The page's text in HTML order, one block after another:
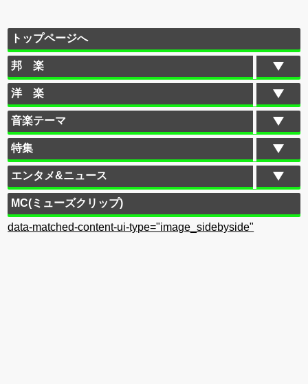
トップページへ
邦 楽
洋 楽
音楽テーマ
特集
エンタメ&ニュース
MC(ミューズクリップ)
data-matched-content-ui-type="image_sidebyside"